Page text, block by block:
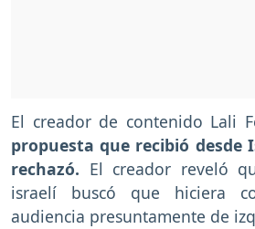
El creador de contenido Lali
propuesta que recibió desde
rechazó. El creador reveló
israelí buscó que hiciera
audiencia presuntamente de